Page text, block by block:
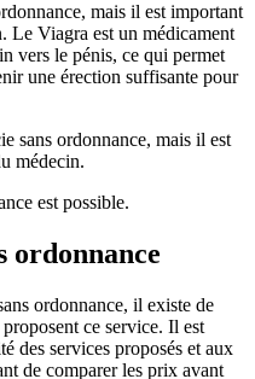
mais il est important
Le Viagra est un médicament
vers le pénis, ce qui permet
une érection suffisante pour
sans ordonnance, mais il est
médecin.
est possible.
ordonnance
ordonnance, il existe de
ce service. Il est
des services proposés et aux
de comparer les prix avant